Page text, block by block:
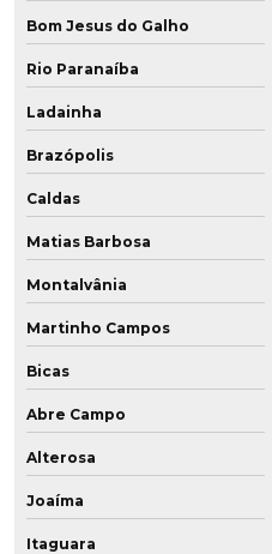
Bom Jesus do Galho
Rio Paranaíba
Ladainha
Brazópolis
Caldas
Matias Barbosa
Montalvânia
Martinho Campos
Bicas
Abre Campo
Alterosa
Joaíma
Itaguara